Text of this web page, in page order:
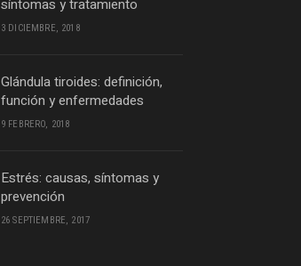
síntomas y tratamiento
3 DICIEMBRE, 2018
Glándula tiroides: definición,
función y enfermedades
9 FEBRERO, 2018
Estrés: causas, síntomas y
prevención
26 SEPTIEMBRE, 2017